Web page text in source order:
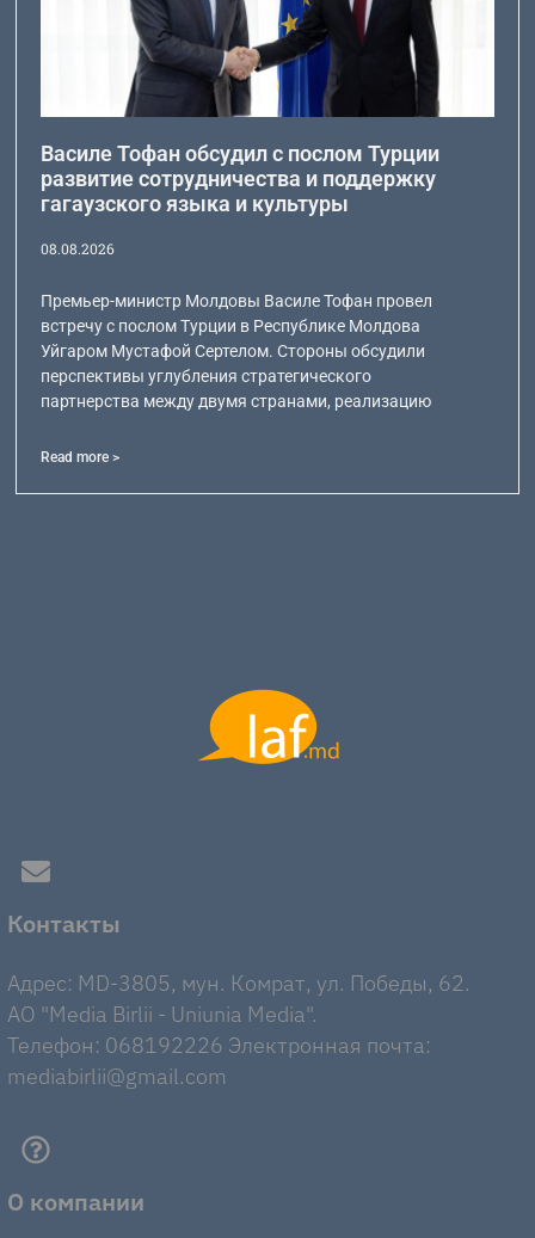
Василе Тофан обсудил с послом Турции
развитие сотрудничества и поддержку
гагаузского языка и культуры
08.08.2026
Премьер-министр Молдовы Василе Тофан провел
встречу с послом Турции в Республике Молдова
Уйгаром Мустафой Сертелом. Стороны обсудили
перспективы углубления стратегического
партнерства между двумя странами, реализацию
Read more >
Контакты
Адрес: MD-3805, мун. Комрат, ул. Победы, 62.
AO "Media Birlii - Uniunia Media".
Телефон: 068192226 Электронная почта:
mediabirlii@gmail.com
О компании